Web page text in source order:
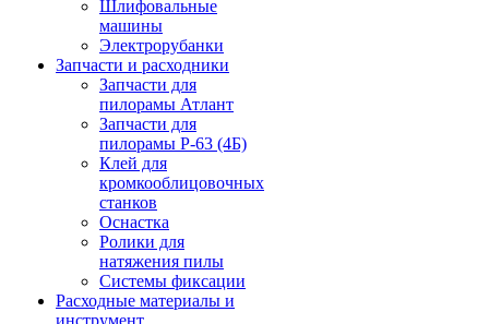
Шлифовальные
машины
Электрорубанки
Запчасти и расходники
Запчасти для
пилорамы Атлант
Запчасти для
пилорамы Р-63 (4Б)
Клей для
кромкооблицовочных
станков
Оснастка
Ролики для
натяжения пилы
Системы фиксации
Расходные материалы и
инструмент